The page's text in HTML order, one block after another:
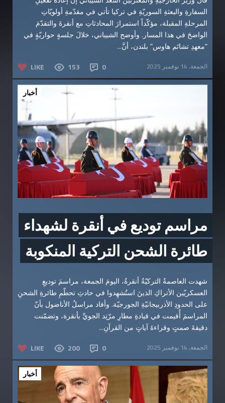
السفارةِ والبعثةِ السوريّةِ في تركيا تأتي في مقدّمةِ أولويّاتِ
المرحلةِ المقبلة، مؤكّداً استمرارَ المحادثاتِ مع أنقرةَ والتقدّمَ
الواضحَ في هذا المسار. وأوضح الشيباني، خلالَ جلسةٍ حواريّةٍ في
“معهدِ تشاتَم هاوس” بلندن، أنَّ...
LIKE 153 0 الجمعة, 14 نوفمبر 2025
أخبار
مراسم توديع في أنقرة لشهداء
طائرة الشحن التركية المنكوبة
شهدت العاصمةُ التركيّةُ أنقرةُ، اليومَ الجمعة، مراسمَ توديعِ
العسكريّين الأتراكِ الذينَ استُشهِدوا في حادثِ تحطّمِ طائرةِ الشحنِ
على الحدودِ الأذربيجانيّةِ الجورجيّة. وأفاد مراسلُ الأناضول بأنّ
المراسمَ أُقيمت في قيادةِ مطارِ مرّتِد الجويِّ بأنقرة، وتضمّنت
دقيقةَ صمتٍ وقراءةَ آياتٍ من القرآنِ...
LIKE 200 0 الجمعة, 14 نوفمبر 2025
أخبار